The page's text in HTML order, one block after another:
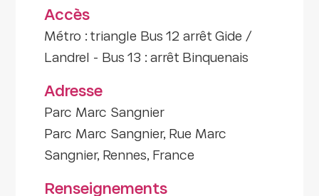
Accès
Métro : triangle Bus 12 arrêt Gide /
Landrel - Bus 13 : arrêt Binquenais
Adresse
Parc Marc Sangnier
Parc Marc Sangnier, Rue Marc
Sangnier, Rennes, France
Renseignements